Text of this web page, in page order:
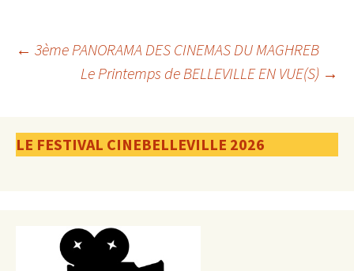
Navigation
articles
← 3ème PANORAMA DES CINEMAS DU MAGHREB
Le Printemps de BELLEVILLE EN VUE(S) →
LE FESTIVAL CINEBELLEVILLE 2026